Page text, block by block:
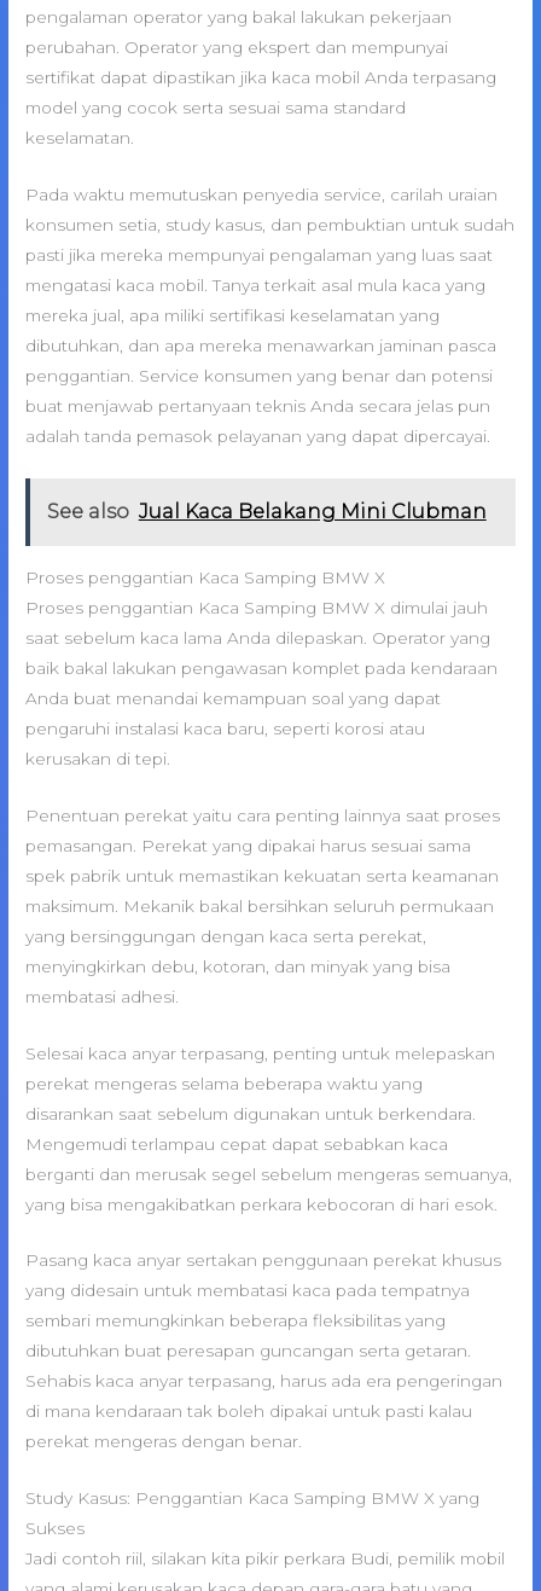
pengalaman operator yang bakal lakukan pekerjaan
perubahan. Operator yang ekspert dan mempunyai
sertifikat dapat dipastikan jika kaca mobil Anda terpasang
model yang cocok serta sesuai sama standard
keselamatan.
Pada waktu memutuskan penyedia service, carilah uraian
konsumen setia, study kasus, dan pembuktian untuk sudah
pasti jika mereka mempunyai pengalaman yang luas saat
mengatasi kaca mobil. Tanya terkait asal mula kaca yang
mereka jual, apa miliki sertifikasi keselamatan yang
dibutuhkan, dan apa mereka menawarkan jaminan pasca
penggantian. Service konsumen yang benar dan potensi
buat menjawab pertanyaan teknis Anda secara jelas pun
adalah tanda pemasok pelayanan yang dapat dipercayai.
See also Jual Kaca Belakang Mini Clubman
Proses penggantian Kaca Samping BMW X
Proses penggantian Kaca Samping BMW X dimulai jauh
saat sebelum kaca lama Anda dilepaskan. Operator yang
baik bakal lakukan pengawasan komplet pada kendaraan
Anda buat menandai kemampuan soal yang dapat
pengaruhi instalasi kaca baru, seperti korosi atau
kerusakan di tepi.
Penentuan perekat yaitu cara penting lainnya saat proses
pemasangan. Perekat yang dipakai harus sesuai sama
spek pabrik untuk memastikan kekuatan serta keamanan
maksimum. Mekanik bakal bersihkan seluruh permukaan
yang bersinggungan dengan kaca serta perekat,
menyingkirkan debu, kotoran, dan minyak yang bisa
membatasi adhesi.
Selesai kaca anyar terpasang, penting untuk melepaskan
perekat mengeras selama beberapa waktu yang
disarankan saat sebelum digunakan untuk berkendara.
Mengemudi terlampau cepat dapat sebabkan kaca
berganti dan merusak segel sebelum mengeras semuanya,
yang bisa mengakibatkan perkara kebocoran di hari esok.
Pasang kaca anyar sertakan penggunaan perekat khusus
yang didesain untuk membatasi kaca pada tempatnya
sembari memungkinkan beberapa fleksibilitas yang
dibutuhkan buat peresapan guncangan serta getaran.
Sehabis kaca anyar terpasang, harus ada era pengeringan
di mana kendaraan tak boleh dipakai untuk pasti kalau
perekat mengeras dengan benar.
Study Kasus: Penggantian Kaca Samping BMW X yang
Sukses
Jadi contoh riil, silakan kita pikir perkara Budi, pemilik mobil